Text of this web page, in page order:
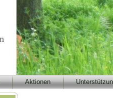
Aktionen